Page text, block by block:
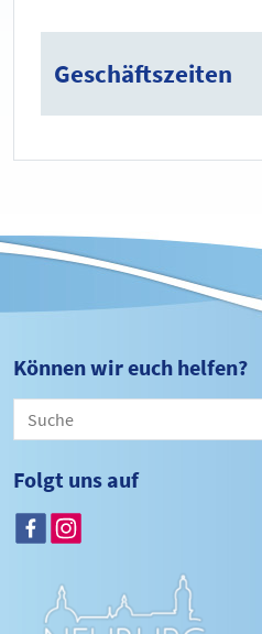
Geschäftszeiten
Können wir euch helfen?
Folgt uns auf